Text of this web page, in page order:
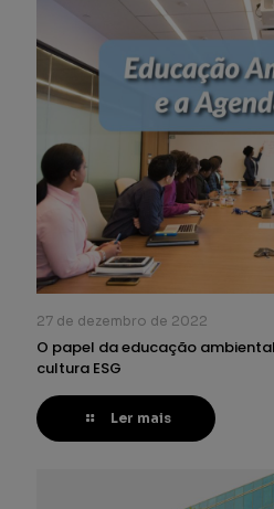
27 de dezembro de 2022
O papel da educação
cultura ESG
Ler mais